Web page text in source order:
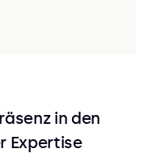
in den
Expertise